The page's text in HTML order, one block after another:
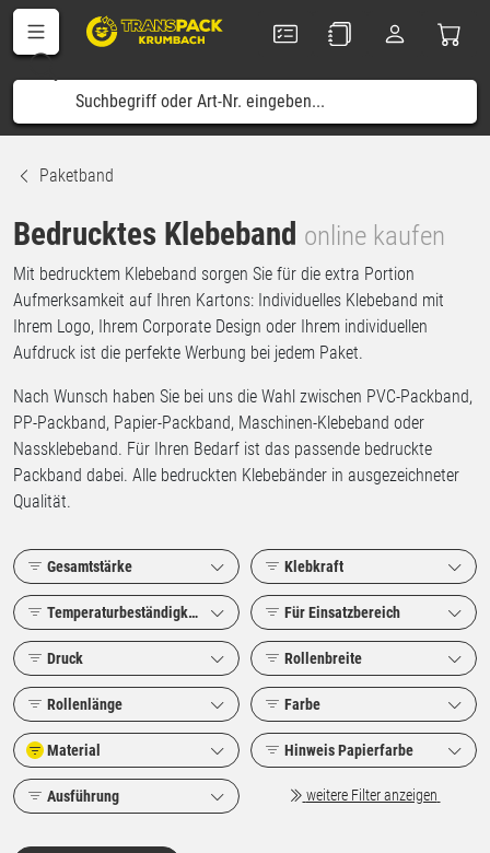
Paketband
Bedrucktes Klebeband online kaufen
Mit bedrucktem Klebeband sorgen Sie für die extra Portion
Aufmerksamkeit auf Ihren Kartons: Individuelles Klebeband mit
Ihrem Logo, Ihrem Corporate Design oder Ihrem individuellen
Aufdruck ist die perfekte Werbung bei jedem Paket.
Nach Wunsch haben Sie bei uns die Wahl zwischen PVC-Packband,
PP-Packband, Papier-Packband, Maschinen-Klebeband oder
Nassklebeband. Für Ihren Bedarf ist das passende bedruckte
Packband dabei. Alle bedruckten Klebebänder in ausgezeichneter
Qualität.
Gesamtstärke Klebkraft
Temperaturbeständigkeit Für Einsatzbereich
Druck Rollenbreite
Rollenlänge Farbe
Material Hinweis Papierfarbe
Ausführung weitere Filter anzeigen